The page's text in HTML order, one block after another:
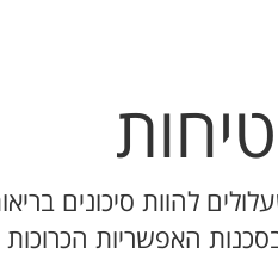
להוות סיכונים
האפשריות